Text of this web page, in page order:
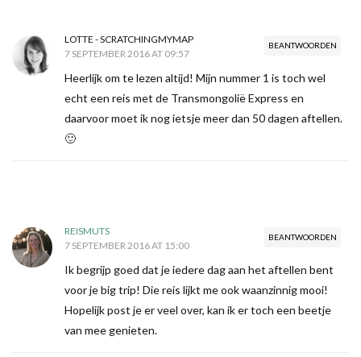
BEANTWOORDEN
LOTTE - SCRATCHINGMYMAP
7 SEPTEMBER 2016 AT 09:57
Heerlijk om te lezen altijd! Mijn nummer 1 is toch wel
echt een reis met de Transmongolië Express en
daarvoor moet ik nog ietsje meer dan 50 dagen aftellen.
🙂
BEANTWOORDEN
REISMUTS
7 SEPTEMBER 2016 AT 15:00
Ik begrijp goed dat je iedere dag aan het aftellen bent
voor je big trip! Die reis lijkt me ook waanzinnig mooi!
Hopelijk post je er veel over, kan ik er toch een beetje
van mee genieten.